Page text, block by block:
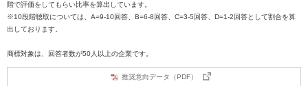
階で評価をしてもらい比率を算出しています。
※10段階聴取については、A=9-10回答、B=6-8回答、C=3-5回答、D=1-2回答として割合を算
出しております。
商標対象は、回答者数が50人以上の企業です。
推奨意向データ（PDF）